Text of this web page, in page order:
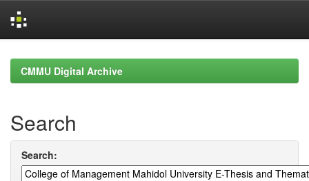
navigationCMMU Digital Archive
Search
Search: